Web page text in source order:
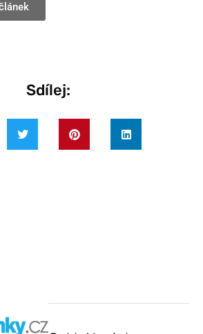
Sdílej: